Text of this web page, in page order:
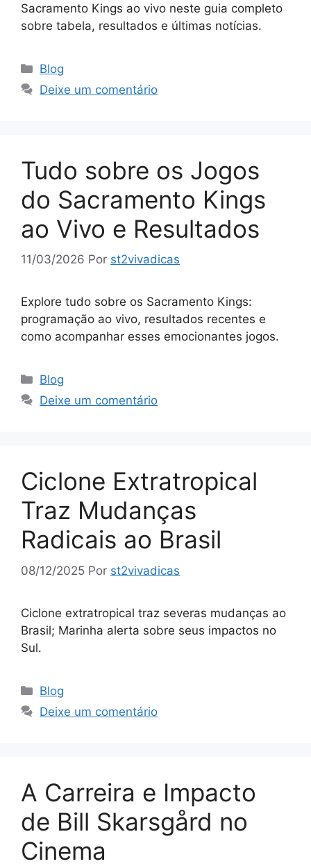
Sacramento Kings ao vivo neste guia completo
sobre tabela, resultados e últimas notícias.
Categorias
Blog
Deixe um comentário
Tudo sobre os Jogos
do Sacramento Kings
ao Vivo e Resultados
11/03/2026 Por st2vivadicas
Explore tudo sobre os Sacramento Kings:
programação ao vivo, resultados recentes e
como acompanhar esses emocionantes jogos.
Categorias
Blog
Deixe um comentário
Ciclone Extratropical
Traz Mudanças
Radicais ao Brasil
08/12/2025 Por st2vivadicas
Ciclone extratropical traz severas mudanças ao
Brasil; Marinha alerta sobre seus impactos no
Sul.
Categorias
Blog
Deixe um comentário
A Carreira e Impacto
de Bill Skarsgård no
Cinema